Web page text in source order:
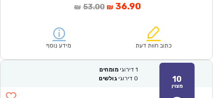
₪ 53.00המחיר
₪53.00.
₪ 36.90המחיר
הוא:
כתוב חוות דעת מידע נוסף
10
מצוין
1 דירוגי מומחים
0 דירוגי גולשים